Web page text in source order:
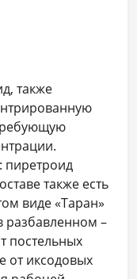
также
пиретроид
также есть
виде «Таран»
разбавленном –
постельных
от иксодовых